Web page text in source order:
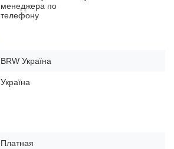
менеджера по
телефону
BRW Україна
Україна
Платная